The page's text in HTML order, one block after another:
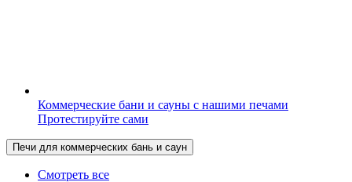
Коммерческие бани и сауны с нашими печами
Протестируйте сами
Печи для коммерческих бань и саун
Смотреть все